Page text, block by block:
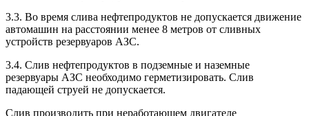
3.3. Во время слива нефтепродуктов не допускается движение
автомашин на расстоянии менее 8 метров от сливных
устройств резервуаров АЗС.
3.4. Слив нефтепродуктов в подземные и наземные
резервуары АЗС необходимо герметизировать. Слив
падающей струей не допускается.
Слив производить при неработающем двигателе